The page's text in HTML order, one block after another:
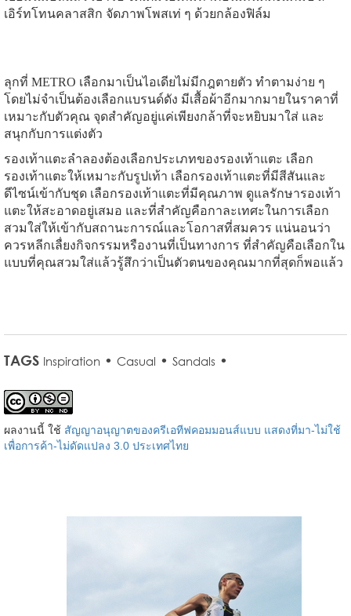
เอิร์ทโทนคลาสสิก จัดภาพโพสเท่ ๆ ด้วยกล้องฟิล์ม
ลุกที่ METRO เลือกมาเป็นไอเดียไม่มีกฎตายตัว ทำตามง่าย ๆ
โดยไม่จำเป็นต้องเลือกแบรนด์ดัง มีเสื้อผ้าอีกมากมายในราคาที่
เหมาะกับตัวคุณ จุดสำคัญอยู่แค่เพียงกล้าที่จะหยิบมาใส่ และ
สนุกกับการแต่งตัว
รองเท้าแตะลำลองต้องเลือกประเภทของรองเท้าแตะ เลือก
รองเท้าแตะให้เหมาะกับรูปเท้า เลือกรองเท้าแตะที่มีสีสันและ
ดีไซน์เข้ากับชุด เลือกรองเท้าแตะที่มีคุณภาพ ดูแลรักษารองเท้า
แตะให้สะอาดอยู่เสมอ และที่สำคัญคือกาละเทศะในการเลือก
สวมใส่ให้เข้ากับสถานะการณ์และโอกาสที่สมควร แน่นอนว่า
ควรหลีกเลื่ยงกิจกรรมหรืองานที่เป็นทางการ ที่สำคัญคือเลือกใน
แบบที่คุณสวมใส่แล้วรู้สึกว่าเป็นตัวตนของคุณมากที่สุดก็พอแล้ว
TAGS Inspiration • Casual • Sandals •
ผลงานนี้ ใช้ สัญญาอนุญาตของครีเอทีฟคอมมอนส์แบบ แสดงที่มา-ไม่ใช้
เพื่อการค้า-ไม่ดัดแปลง 3.0 ประเทศไทย